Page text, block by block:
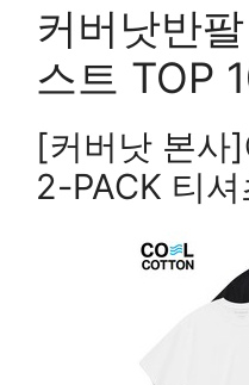
커버낫반
스트 TOP
[커버낫 본사
2-PACK 티